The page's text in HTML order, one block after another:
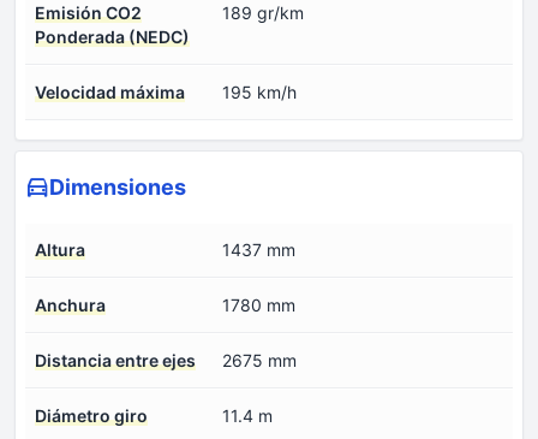
Emisión CO2
Ponderada (NEDC)
189 gr/km
Velocidad máxima 195 km/h
Dimensiones
Altura 1437 mm
Anchura 1780 mm
Distancia entre ejes 2675 mm
Diámetro giro 11.4 m